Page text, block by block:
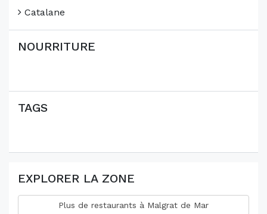
Catalane
NOURRITURE
TAGS
EXPLORER LA ZONE
Plus de restaurants à Malgrat de Mar